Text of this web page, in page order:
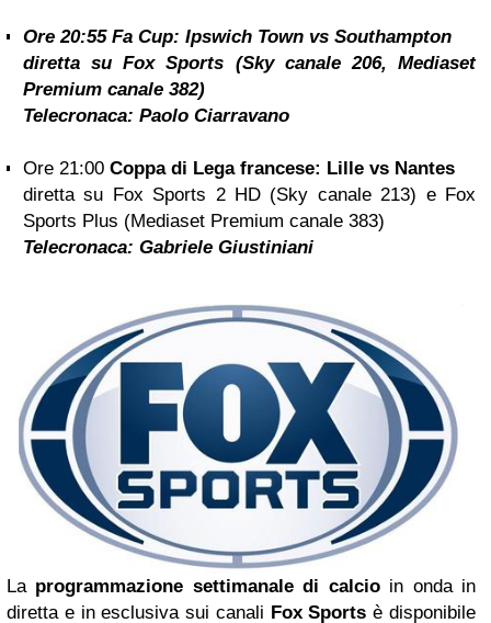
Ore 20:55 Fa Cup: Ipswich Town vs Southampton
diretta su Fox Sports (Sky canale 206, Mediaset
Premium canale 382)
Telecronaca: Paolo Ciarravano
Ore 21:00 Coppa di Lega francese: Lille vs Nantes
diretta su Fox Sports 2 HD (Sky canale 213) e Fox
Sports Plus (Mediaset Premium canale 383)
Telecronaca: Gabriele Giustiniani
La programmazione settimanale di calcioin onda in
diretta e in esclusiva sui canali Fox Sports è disponibile